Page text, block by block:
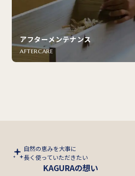
アフターメンテナンス
AFTERCARE
自然の恵みを大事に
長く使っていただきたい
KAGURAの想い